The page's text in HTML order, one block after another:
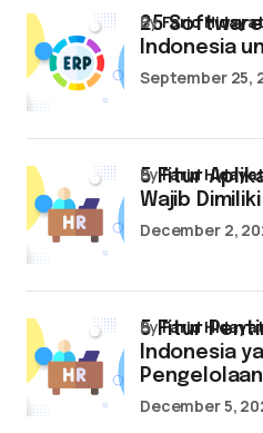
25 Software
Indonesia
byFarid Hidayat
September 25,
5 Fitur
Wajib
byFarid
December 2,
5 Fitur
Indonesia
byFarid
December 5,